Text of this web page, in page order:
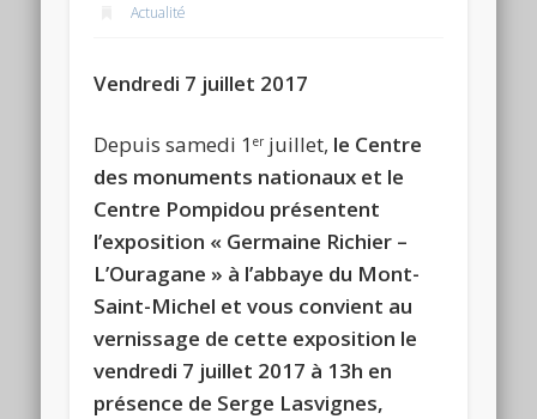
Actualité
Vendredi 7 juillet 2017
Depuis samedi 1er juillet, le Centre
des monuments nationaux et le
Centre Pompidou présentent
l’exposition « Germaine Richier –
L’Ouragane » à l’abbaye du Mont-
Saint-Michel et vous convient au
vernissage de cette exposition le
vendredi 7 juillet 2017 à 13h en
présence de Serge Lasvignes,